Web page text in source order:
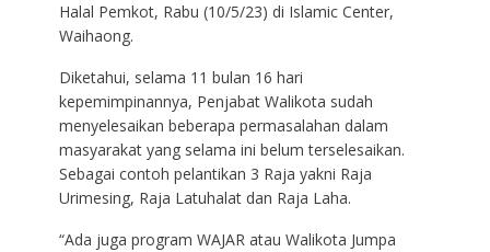
Halal Pemkot, Rabu (10/5/23) di Islamic Center,
Waihaong.
Diketahui, selama 11 bulan 16 hari
kepemimpinannya, Penjabat Walikota sudah
menyelesaikan beberapa permasalahan dalam
masyarakat yang selama ini belum terselesaikan.
Sebagai contoh pelantikan 3 Raja yakni Raja
Urimesing, Raja Latuhalat dan Raja Laha.
“Ada juga program WAJAR atau Walikota Jumpa